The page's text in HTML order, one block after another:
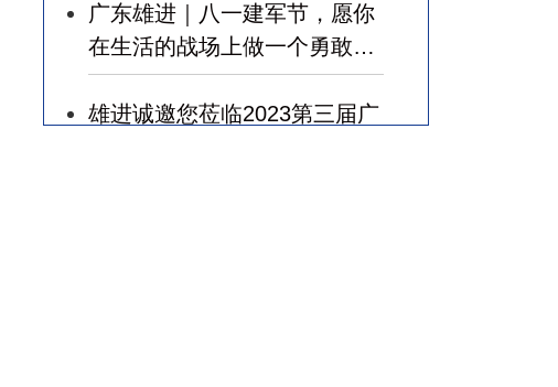
广东雄进｜八一建军节，愿你
在生活的战场上做一个勇敢的
军人，赢得幸福！
雄进诚邀您莅临2023第三届广